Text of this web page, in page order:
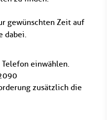
gewünschten Zeit auf
dabei.
einwählen.
zusätzlich die